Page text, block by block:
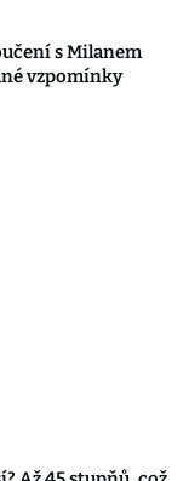
s Milanem
vzpomínky